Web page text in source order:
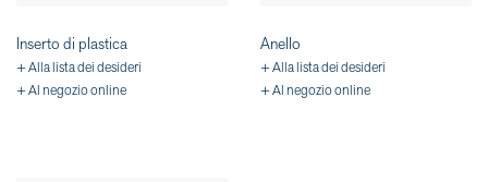
Inserto di plastica
+ Alla lista dei desideri
+ Al negozio online
Anello
+ Alla lista dei desideri
+ Al negozio online